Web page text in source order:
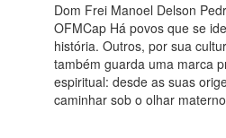
Dom Frei Manoel Delson
OFMCap Há povos que se
história. Outros, por sua
também guarda uma marca
espiritual: desde as suas
caminhar sob o olhar